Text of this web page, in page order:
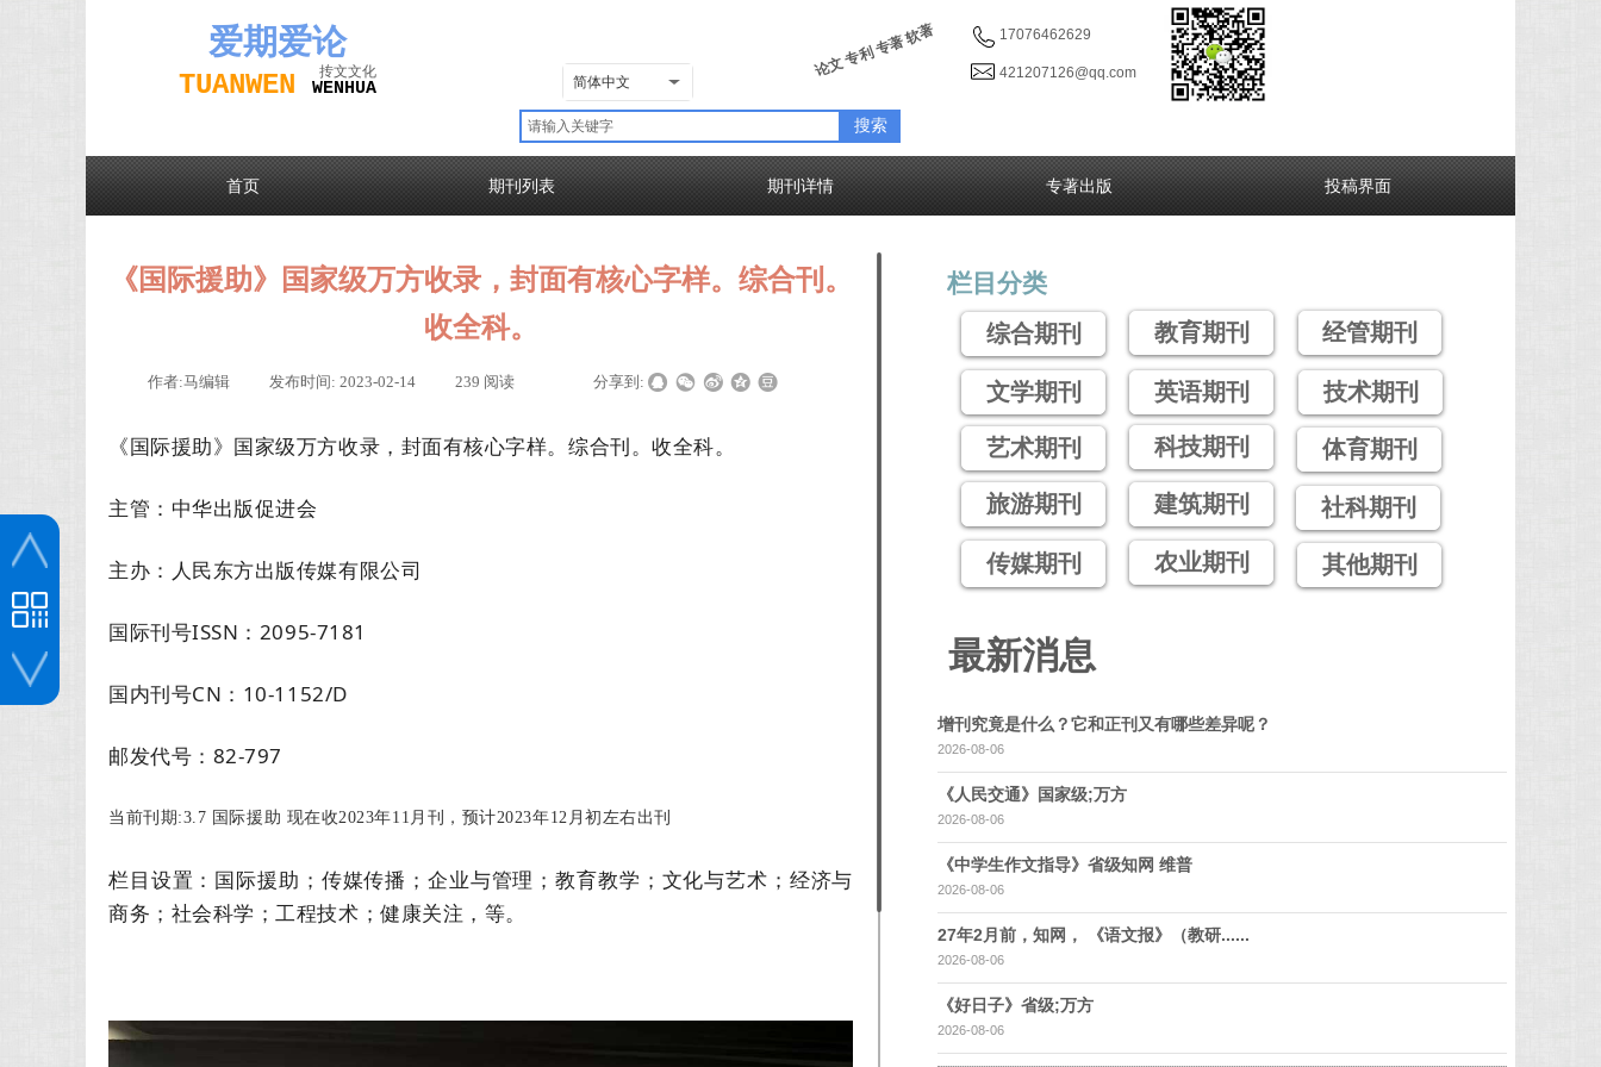
爱期爱论
TUANWEN WENHUA
17076462629
421207126@qq.com
抟文文化
简体中文
论文 专利 专著 软著
搜索
首页 期刊列表 期刊详情 专著出版 投稿界面
文学期刊
栏目分类
综合期刊
艺术期刊
旅游期刊
传媒期刊
教育期刊
英语期刊
科技期刊
建筑期刊
农业期刊
经管期刊
技术期刊
体育期刊
社科期刊
其他期刊
《国际援助》国家级万方收录，封面有核心字样。综合刊。
收全科。
作者:马编辑 发布时间: 2023-02-14 239 阅读 分享到:
《国际援助》国家级万方收录，封面有核心字样。综合刊。收全科。
主管：中华出版促进会
主办：人民东方出版传媒有限公司
国际刊号ISSN：2095-7181
国内刊号CN：10-1152/D
邮发代号：82-797
当前刊期:3.7 国际援助 现在收2023年11月刊，预计2023年12月初左右出刊
栏目设置：国际援助；传媒传播；企业与管理；教育教学；文化与艺术；经济与
商务；社会科学；工程技术；健康关注，等。
最新消息
增刊究竟是什么？它和正刊又有哪些差异呢？
2026-08-06
《人民交通》国家级;万方
2026-08-06
《中学生作文指导》省级知网 维普
2026-08-06
27年2月前，知网， 《语文报》（教研......
2026-08-06
《好日子》省级;万方
2026-08-06
关注公众号